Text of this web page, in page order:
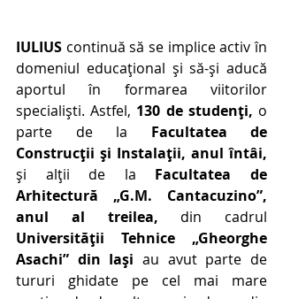
IULIUS continuă să se implice activ în
domeniul educațional și să-și aducă
aportul în formarea viitorilor
specialiști. Astfel, 130 de studenți, o
parte de la Facultatea de
Construcții și Instalații, anul întâi,
și alții de la Facultatea de
Arhitectură „G.M. Cantacuzino”,
anul al treilea, din cadrul
Universității Tehnice „Gheorghe
Asachi” din Iași au avut parte de
tururi ghidate pe cel mai mare